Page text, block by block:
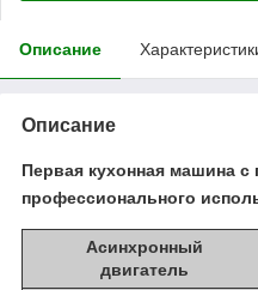
Описание
Описание
Первая кухонная машина с
профессионального
Асинхронный
двигатель